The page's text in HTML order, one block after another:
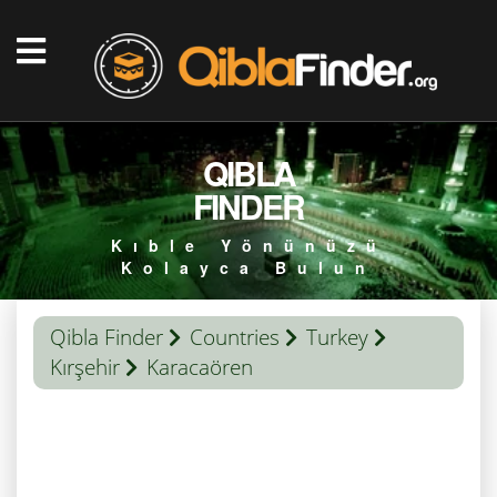
QIBLA
FINDER
Kıble Yönünüzü
Kolayca Bulun
Qibla Finder Countries
Turkey
Kırşehir
Karacaören